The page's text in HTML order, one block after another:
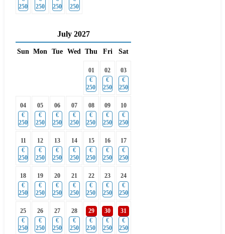
250
250
250
250
July 2027
Sun Mon Tue Wed Thu Fri Sat
01
€
250
02
€
250
03
€
250
04
€
250
05
€
250
06
€
250
07
€
250
08
€
250
09
€
250
10
€
250
11
€
250
12
€
250
13
€
250
14
€
250
15
€
250
16
€
250
17
€
250
18
€
250
19
€
250
20
€
250
21
€
250
22
€
250
23
€
250
24
€
250
25
€
250
26
€
250
27
€
250
28
€
250
29
€
250
30
€
250
31
€
250